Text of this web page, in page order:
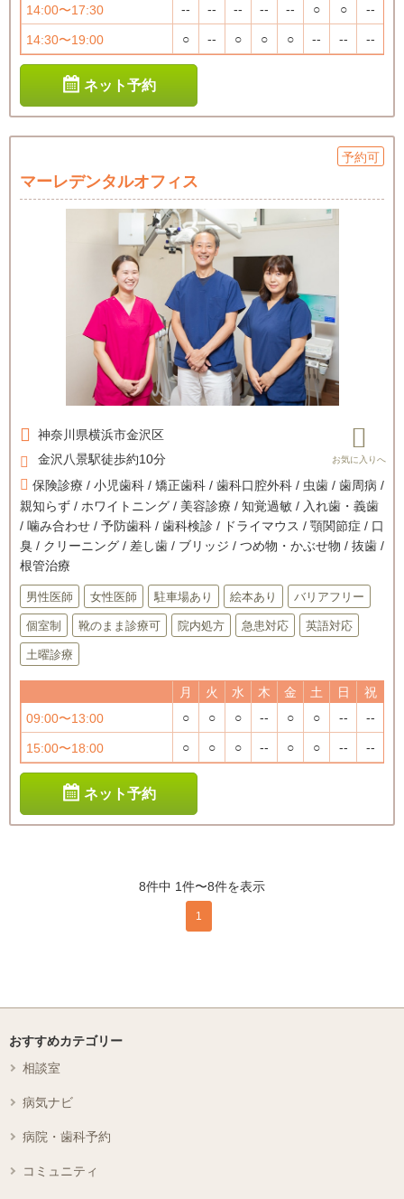
14:00〜17:30 -- -- -- -- -- ○ ○ --
14:30〜19:00 ○ -- ○ ○ ○ -- -- --
ネット予約
予約可
マーレデンタルオフィス
神奈川県横浜市金沢区
金沢八景駅徒歩約10分
保険診療 / 小児歯科 / 矯正歯科 / 歯科口腔外科 / 虫歯 / 歯周病 /
親知らず / ホワイトニング / 美容診療 / 知覚過敏 / 入れ歯・義歯
/ 噛み合わせ / 予防歯科 / 歯科検診 / ドライマウス / 顎関節症 / 口
臭 / クリーニング / 差し歯 / ブリッジ / つめ物・かぶせ物 / 抜歯 /
根管治療
男性医師 女性医師 駐車場あり 絵本あり バリアフリー
個室制 靴のまま診療可 院内処方 急患対応 英語対応
土曜診療
月 火 水 木 金 土 日
祝
09:00〜13:00
○ ○ ○ -- ○ ○ -- --
15:00〜18:00 ○ ○ ○ -- ○ ○ -- --
ネット予約
8件中 1件〜8件を表示
1
おすすめカテゴリー
相談室
病気ナビ
病院・歯科予約
コミュニティ